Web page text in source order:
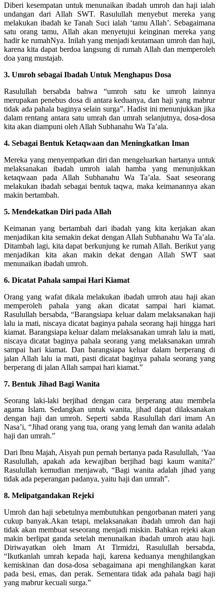
Diberi kesempatan untuk menunaikan ibadah umroh dan haji ialah
undangan dari Allah SWT. Rasulullah menyebut mereka yang
melakukan ibadah ke Tanah Suci ialah ‘tamu Allah’. Sebagaimana
satu orang tamu, Allah akan menyetujui keinginan mereka yang
hadir ke rumahNya. Inilah yang menjadi keutamaan umroh dan haji,
karena kita dapat berdoa langsung di rumah Allah dan memperoleh
doa yang mustajab.
3. Umroh sebagai Ibadah Untuk Menghapus Dosa
Rasulullah bersabda bahwa “umroh satu ke umroh lainnya
merupakan penebus dosa di antara keduanya, dan haji yang mabrur
tidak ada pahala baginya selain surga”. Hadist ini menunjukkan jika
dalam rentang antara satu umrah dan umrah selanjutnya, dosa-dosa
kita akan diampuni oleh Allah Subhanahu Wa Ta’ala.
4. Sebagai Bentuk Ketaqwaan dan Meningkatkan Iman
Mereka yang menyempatkan diri dan mengeluarkan hartanya untuk
melaksanakan ibadah umroh ialah hamba yang menunjukkan
ketaqwaan pada Allah Subhanahu Wa Ta’ala. Saat seseorang
melakukan ibadah sebagai bentuk taqwa, maka keimanannya akan
makin bertambah.
5. Mendekatkan Diri pada Allah
Keimanan yang bertambah dari ibadah yang kita kerjakan akan
menjadikan kita semakin dekat dengan Allah Subhanahu Wa Ta’ala.
Ditambah lagi, kita dapat berkunjung ke rumah Allah. Berikut yang
menjadikan kita akan makin dekat dengan Allah SWT saat
menunaikan ibadah umroh.
6. Dicatat Pahala sampai Hari Kiamat
Orang yang wafat dikala melakukan ibadah umroh atau haji akan
memperoleh pahala yang akan dicatat sampai hari kiamat.
Rasulullah bersabda, “Barangsiapa keluar dalam melaksanakan haji
lalu ia mati, niscaya dicatat baginya pahala seorang haji hingga hari
kiamat. Barangsiapa keluar dalam melaksanakan umrah lalu ia mati,
niscaya dicatat baginya pahala seorang yang melaksanakan umrah
sampai hari kiamat. Dan barangsiapa keluar dalam berperang di
jalan Allah lalu ia mati, pasti dicatat baginya pahala seorang yang
berperang di jalan Allah sampai hari kiamat.”
7. Bentuk Jihad Bagi Wanita
Seorang laki-laki berjihad dengan cara berperang atau membela
agama Islam. Sedangkan untuk wanita, jihad dapat dilaksanakan
dengan haji dan umroh. Seperti sabda Rasulullah dari imam An
Nasa’i, “Jihad orang yang tua, orang yang lemah dan wanita adalah
haji dan umrah.”
Dari Ibnu Majah, Aisyah pun pernah bertanya pada Rasulullah, ‘Yaa
Rasulullah, apakah ada kewajiban berjihad bagi kaum wanita?’
Rasulullah kemudian menjawab, “Bagi wanita adalah jihad yang
tidak ada peperangan padanya, yaitu haji dan umrah”.
8. Melipatgandakan Rejeki
Umroh dan haji sebetulnya membutuhkan pengorbanan materi yang
cukup banyak.Akan tetapi, melaksanakan ibadah umroh dan haji
tidak akan membuat seseorang menjadi miskin. Bahkan rejeki akan
makin berlipat ganda setelah menunaikan ibadah umroh atau haji.
Diriwayatkan oleh Imam At Tirmidzi, Rasulullah bersabda,
“Ikutkanlah umrah kepada haji, karena keduanya menghilangkan
kemiskinan dan dosa-dosa sebagaimana api menghilangkan karat
pada besi, emas, dan perak. Sementara tidak ada pahala bagi haji
yang mabrur kecuali surga.”